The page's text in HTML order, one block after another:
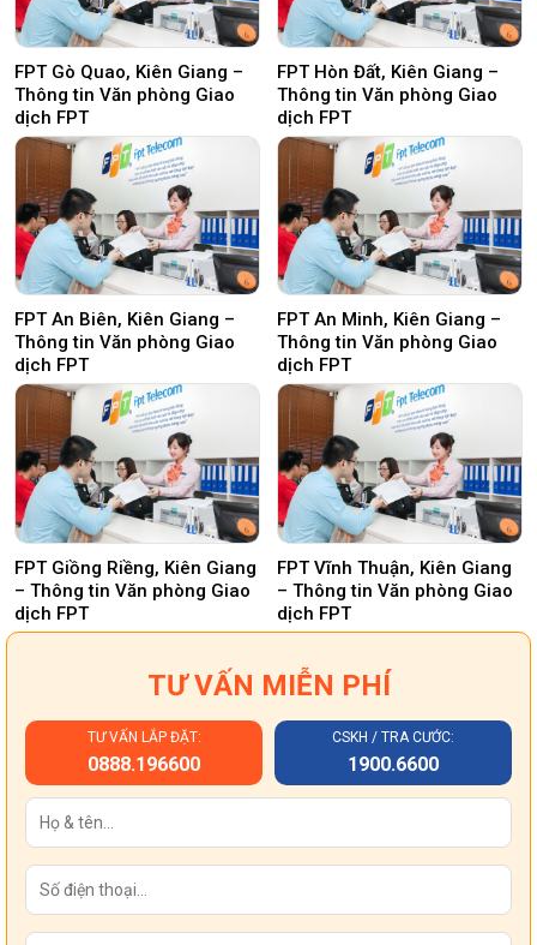
FPT Gò Quao, Kiên Giang –
Thông tin Văn phòng Giao
dịch FPT
FPT Hòn Đất, Kiên Giang –
Thông tin Văn phòng Giao
dịch FPT
FPT An Biên, Kiên Giang –
Thông tin Văn phòng Giao
dịch FPT
FPT An Minh, Kiên Giang –
Thông tin Văn phòng Giao
dịch FPT
FPT Giồng Riềng, Kiên Giang
– Thông tin Văn phòng Giao
dịch FPT
FPT Vĩnh Thuận, Kiên Giang
– Thông tin Văn phòng Giao
dịch FPT
TƯ VẤN MIỄN PHÍ
TƯ VẤN LẮP ĐẶT:
0888.196600
CSKH / TRA CƯỚC:
1900.6600